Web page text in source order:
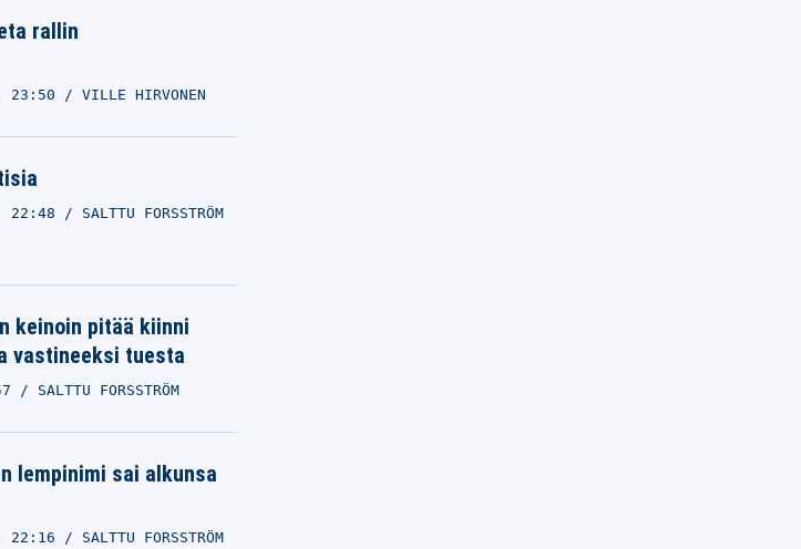
rallin
23:50 VILLE HIRVONEN
22:48 SALTTU FORSSTRÖM
keinoin pitää kiinni
vastineeksi tuesta
SALTTU FORSSTRÖM
lempinimi sai alkunsa
22:16 SALTTU FORSSTRÖM